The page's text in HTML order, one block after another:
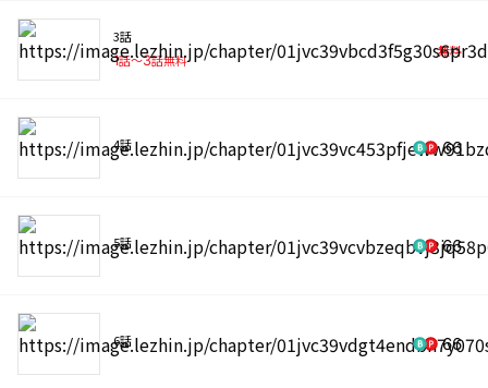
3話
1話〜3話無料
無料
4話 66
5話 66
6話 66